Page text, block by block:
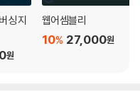
싱 지
원
웹어셈블리
27,000원
10%